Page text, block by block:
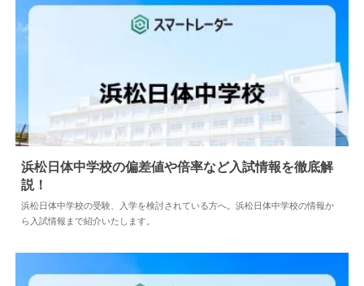
中学情報 2026.08.04
浜松日体中学校の偏差値や倍率など入試情報を徹底解
説！
浜松日体中学校の受験、入学を検討されている方へ。浜松日体中学校の情報か
ら入試情報まで紹介いたします。